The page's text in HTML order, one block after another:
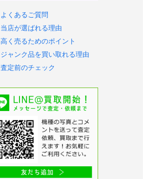
よくあるご質問
当店が選ばれる理由
高く売るためのポイント
ジャンク品を買い取れる理由
査定前のチェック